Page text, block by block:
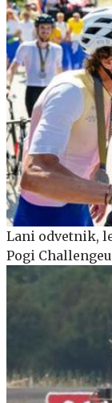
Lani odvetnik,
Pogi